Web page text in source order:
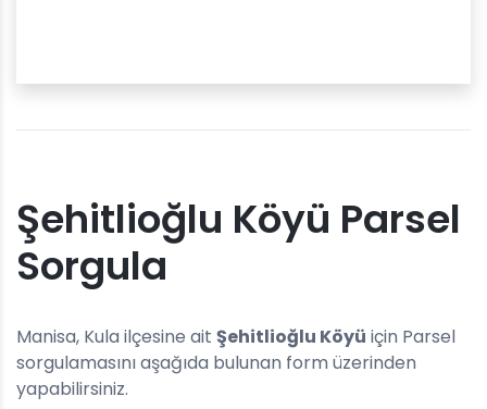
Şehitlioğlu Köyü Parsel
Sorgula
Manisa, Kula ilçesine ait Şehitlioğlu Köyü için Parsel
sorgulamasını aşağıda bulunan form üzerinden
yapabilirsiniz.